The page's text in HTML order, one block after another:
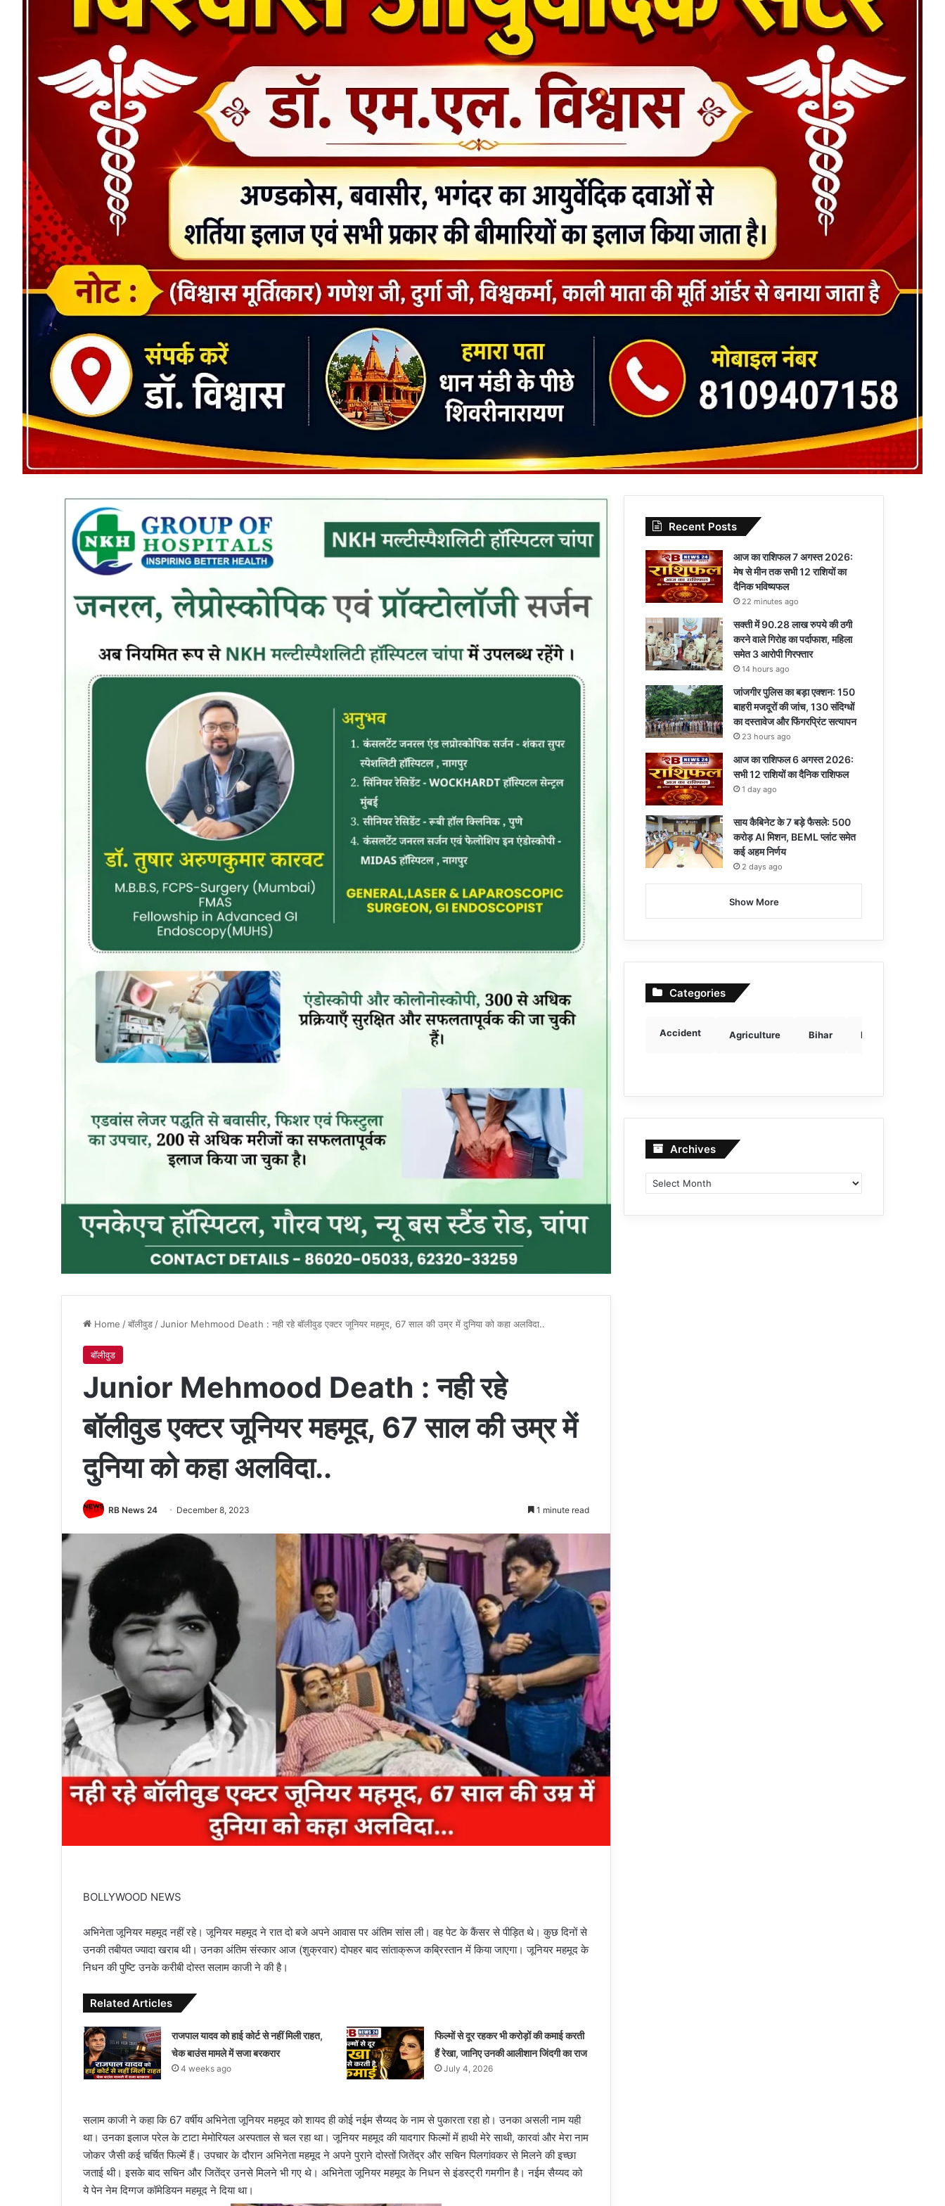
Home /बॉलीवुड /Junior Mehmood Death : नही रहे बॉलीवुड एक्टर जूनियर महमूद, 67 साल की उम्र में दुनिया को कहा अलविदा..
बॉलीवुड
Junior Mehmood Death : नही रहे
बॉलीवुड एक्टर जूनियर महमूद, 67 साल की उम्र में
दुनिया को कहा अलविदा..
RB News 24 December 8, 2023 1 minute read
BOLLYWOOD NEWS
अभिनेता जूनियर महमूद नहीं रहे। जूनियर महमूद ने रात दो बजे अपने आवास पर अंतिम सांस ली। वह पेट के कैंसर से पीड़ित थे। कुछ दिनों से
उनकी तबीयत ज्यादा खराब थी। उनका अंतिम संस्कार आज (शुक्रवार) दोपहर बाद सांताक्रूज कब्रिस्तान में किया जाएगा। जूनियर महमूद के
निधन की पुष्टि उनके करीबी दोस्त सलाम काजी ने की है।
Related Articles
राजपाल यादव को हाई कोर्ट से नहीं मिली राहत,
चेक बाउंस मामले में सजा बरकरार
4 weeks ago
फिल्मों से दूर रहकर भी करोड़ों की कमाई करती
हैं रेखा, जानिए उनकी आलीशान जिंदगी का राज
July 4, 2026
सलाम काजी ने कहा कि 67 वर्षीय अभिनेता जूनियर महमूद को शायद ही कोई नईम सैय्यद के नाम से पुकारता रहा हो। उनका असली नाम यही
था। उनका इलाज परेल के टाटा मेमोरियल अस्पताल से चल रहा था। जूनियर महमूद की यादगार फिल्मों में हाथी मेरे साथी, कारवां और मेरा नाम
जोकर जैसी कई चर्चित फिल्में हैं। उपचार के दौरान अभिनेता महमूद ने अपने पुराने दोस्तों जितेंद्र और सचिन पिलगांवकर से मिलने की इच्छा
जताई थी। इसके बाद सचिन और जितेंद्र उनसे मिलने भी गए थे। अभिनेता जूनियर महमूद के निधन से इंडस्ट्री गमगीन है। नईम सैय्यद को
ये पेन नेम दिग्गज कॉमेडियन महमूद ने दिया था।
Recent Posts
आज का राशिफल 7 अगस्त 2026:
मेष से मीन तक सभी 12 राशियों का
दैनिक भविष्यफल
22 minutes ago
सक्ती में 90.28 लाख रुपये की ठगी
करने वाले गिरोह का पर्दाफाश, महिला
समेत 3 आरोपी गिरफ्तार
14 hours ago
जांजगीर पुलिस का बड़ा एक्शन: 150
बाहरी मजदूरों की जांच, 130 संदिग्धों
का दस्तावेज और फिंगरप्रिंट सत्यापन
23 hours ago
आज का राशिफल 6 अगस्त 2026:
सभी 12 राशियों का दैनिक राशिफल
1 day ago
साय कैबिनेट के 7 बड़े फैसले: 500
करोड़ AI मिशन, BEML प्लांट समेत
कई अहम निर्णय
2 days ago
Show More
Categories
Accident Agriculture Bihar Breaking news
Archives Archives